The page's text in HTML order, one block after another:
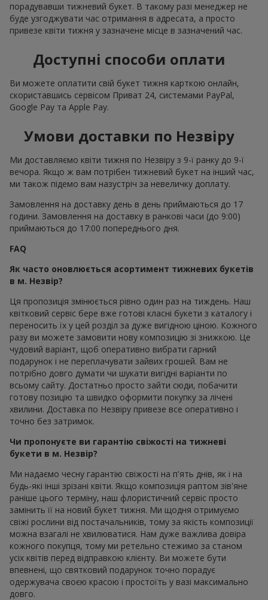
порадувавши тижневий букет. В такому разі менеджер не
буде узгоджувати час отримання в адресата, а просто
привезе квіти тижня у зазначене місце в зазначений час.
Доступні способи оплати
Ви можете оплатити свій букет тижня карткою онлайн,
скориставшись сервісом Приват 24, системами PayPal,
Google Pay та Apple Pay.
Умови доставки по Незвіру
Ми доставляємо квіти тижня по Незвіру з 9-ї ранку до 9-ї
вечора. Якщо ж вам потрібен тижневий букет на інший час,
ми також підемо вам назустріч за невеличку доплату.
Замовлення на доставку день в день приймаються до 17
години. Замовлення на доставку в ранкові часи (до 9:00)
приймаються до 17:00 попереднього дня.
FAQ
Як часто оновлюється асортимент тижневих букетів
в м. Незвір?
Ця пропозиція змінюється рівно один раз на тиждень. Наш
квітковий сервіс бере вже готові класні букети з каталогу і
переносить їх у цей розділ за дуже вигідною ціною. Кожного
разу ви можете замовити нову композицію зі знижкою. Це
чудовий варіант, щоб оперативно вибрати гарний
подарунок і не переплачувати зайвих грошей. Вам не
потрібно довго думати чи шукати вигідні варіанти по
всьому сайту. Достатньо просто зайти сюди, побачити
готову позицію та швидко оформити покупку за лічені
хвилини. Доставка по Незвіру привезе все оперативно і
точно без затримок.
Чи пропонуєте ви гарантію свіжості на тижневі
букети в м. Незвір?
Ми надаємо чесну гарантію свіжості на п'ять днів, як і на
будь-які інші зрізані квіти. Якщо композиція раптом зів'яне
раніше цього терміну, наш флористичний сервіс просто
замінить її на новий букет тижня. Ми щодня отримуємо
свіжі рослини від постачальників, тому за якість композиції
можна взагалі не хвилюватися. Нам дуже важлива довіра
кожного покупця, тому ми ретельно стежимо за станом
усіх квітів перед відправкою клієнту. Ви можете бути
впевнені, що святковий подарунок точно порадує
одержувача своєю красою і простоїть у вазі максимально
довго.